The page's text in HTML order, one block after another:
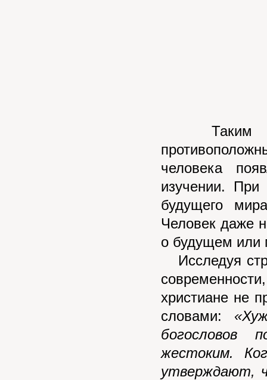
Таким
человека
изучении. При
будущего
Человек даже
о будущем или
Исследуя
христиане не
словами:
богословов
жестоким.
утверждают,